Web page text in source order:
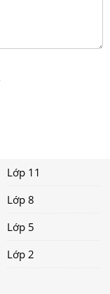
Lớp 11
Lớp 8
Lớp 5
Lớp 2